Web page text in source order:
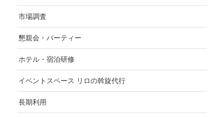
市場調査
懇親会・パーティー
ホテル・宿泊研修
イベントスペース リロの斡旋代行
長期利用